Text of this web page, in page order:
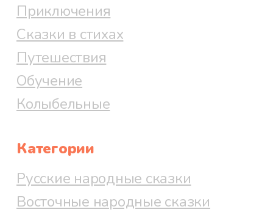
Приключения
Сказки в стихах
Путешествия
Обучение
Колыбельные
Категории
Русские народные сказки
Восточные народные сказки